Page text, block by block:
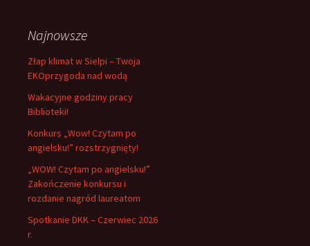
Najnowsze
Złap klimat w Sielpi – Twoja
EKOprzygoda nad wodą
Wakacyjne godziny pracy
Biblioteki!
Konkurs „Wow! Czytam po
angielsku!” rozstrzygnięty!
„WOW! Czytam po angielsku!”
Zakończenie konkursu i
rozdanie nagród laureatom
Spotkanie DKK – Czerwiec 2026
r.